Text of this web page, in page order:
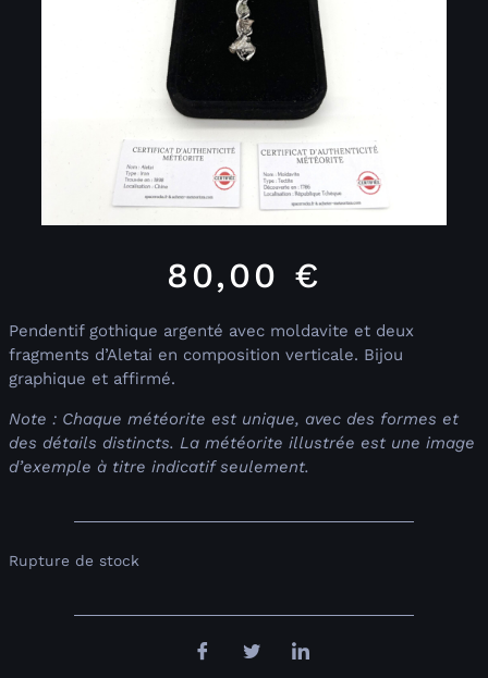
80,00 €
Pendentif gothique argenté avec moldavite et deux
fragments d’Aletai en composition verticale. Bijou
graphique et affirmé.
Note : Chaque météorite est unique, avec des formes et
des détails distincts. La météorite illustrée est une image
d’exemple à titre indicatif seulement.
Rupture de stock